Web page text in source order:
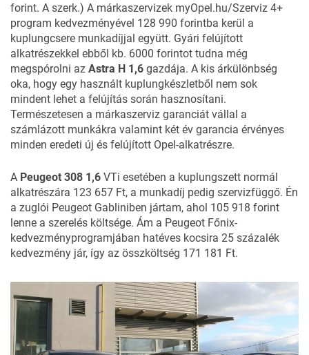
forint. A szerk.) A márkaszervizek myOpel.hu/Szerviz 4+
program kedvezményével 128 990 forintba kerül a
kuplungcsere munkadíjjal együtt. Gyári felújított
alkatrészekkel ebből kb. 6000 forintot tudna még
megspórolni az Astra H 1,6 gazdája. A kis árkülönbség
oka, hogy egy használt kuplungkészletből nem sok
mindent lehet a felújítás során hasznosítani.
Természetesen a márkaszerviz garanciát vállal a
számlázott munkákra valamint két év garancia érvényes
minden eredeti új és felújított Opel-alkatrészre.
A Peugeot 308 1,6 VTi esetében a kuplungszett normál
alkatrészára 123 657 Ft, a munkadíj pedig szervizfüggő. Én
a zuglói Peugeot Gabliniben jártam, ahol 105 918 forint
lenne a szerelés költsége. Ám a Peugeot Főnix-
kedvezményprogramjában hatéves kocsira 25 százalék
kedvezmény jár, így az összköltség 171 181 Ft.